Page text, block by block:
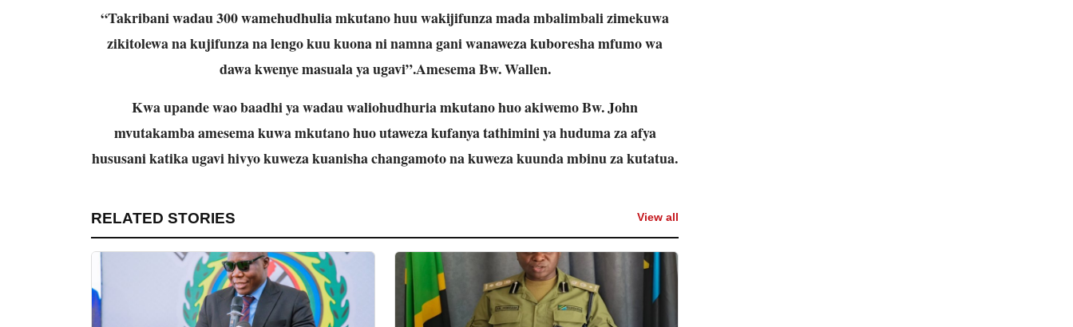
“Takribani wadau 300 wamehudhulia mkutano huu wakijifunza mada mbalimbali zimekuwa
zikitolewa na kujifunza na lengo kuu kuona ni namna gani wanaweza kuboresha mfumo wa
dawa kwenye masuala ya ugavi”.Amesema Bw. Wallen.
Kwa upande wao baadhi ya wadau waliohudhuria mkutano huo akiwemo Bw. John
mvutakamba amesema kuwa mkutano huo utaweza kufanya tathimini ya huduma za afya
hususani katika ugavi hivyo kuweza kuanisha changamoto na kuweza kuunda mbinu za kutatua.
RELATED STORIES View all